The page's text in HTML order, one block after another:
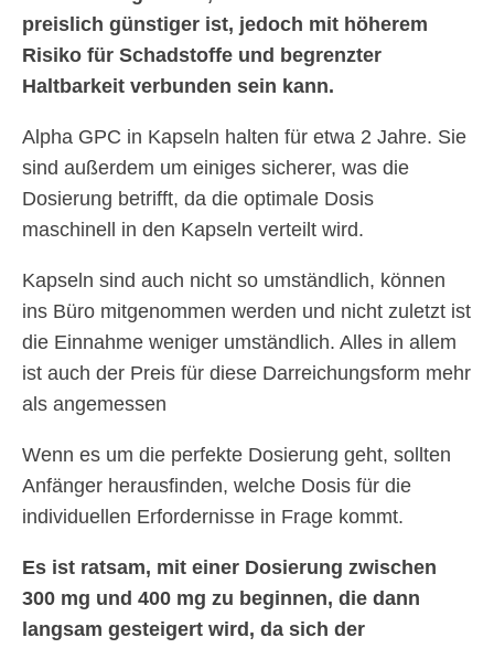
preislich günstiger ist, jedoch mit höherem
Risiko für Schadstoffe und begrenzter
Haltbarkeit verbunden sein kann.
Alpha GPC in Kapseln halten für etwa 2 Jahre. Sie
sind außerdem um einiges sicherer, was die
Dosierung betrifft, da die optimale Dosis
maschinell in den Kapseln verteilt wird.
Kapseln sind auch nicht so umständlich, können
ins Büro mitgenommen werden und nicht zuletzt ist
die Einnahme weniger umständlich. Alles in allem
ist auch der Preis für diese Darreichungsform mehr
als angemessen
Wenn es um die perfekte Dosierung geht, sollten
Anfänger herausfinden, welche Dosis für die
individuellen Erfordernisse in Frage kommt.
Es ist ratsam, mit einer Dosierung zwischen
300 mg und 400 mg zu beginnen, die dann
langsam gesteigert wird, da sich der